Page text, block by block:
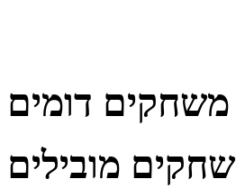
משחקים דומים
מובילים